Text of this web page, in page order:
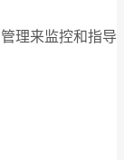
理来监控和指导